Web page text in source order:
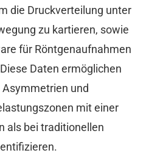
die Druckverteilung unter
zu kartieren, sowie
für Röntgenaufnahmen
Daten ermöglichen
und
mit einer
als bei traditionellen